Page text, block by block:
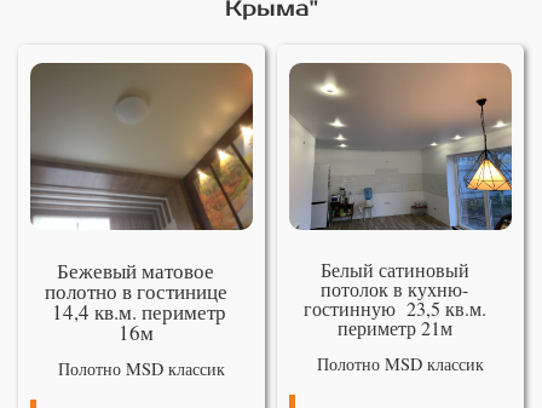
Крыма"
Бежевый матовое
полотно в гостинице
14,4 кв.м. периметр
16м
Полотно MSD классик
Белый сатиновый
потолок в кухню-
гостинную 23,5 кв.м.
периметр 21м
Полотно MSD классик